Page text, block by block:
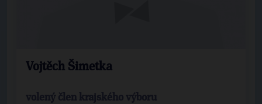
Vojtěch Šimetka
volený člen krajského výboru